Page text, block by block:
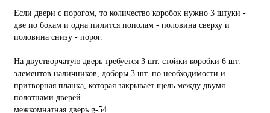
Если двери с порогом, то количество коробок нужно 3 штуки -
две по бокам и одна пилится пополам - половина сверху и
половина снизу - порог.
На двустворчатую дверь требуется 3 шт. стойки коробки 6 шт.
элементов наличников, доборы 3 шт. по необходимости и
притворная планка, которая закрывает щель между двумя
полотнами дверей.
межкомнатная дверь g-54